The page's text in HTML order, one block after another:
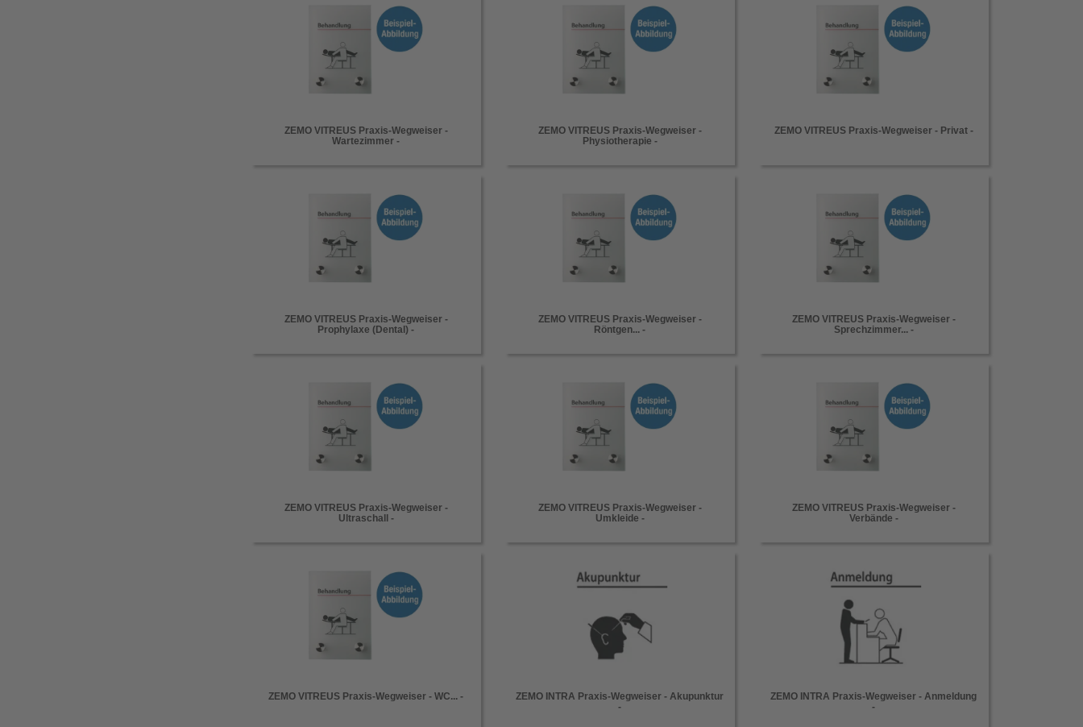
ZEMO VITREUS Praxis-Wegweiser -
Wartezimmer -
ZEMO VITREUS Praxis-Wegweiser -
Physiotherapie -
ZEMO VITREUS Praxis-Wegweiser - Privat -
ZEMO VITREUS Praxis-Wegweiser -
Prophylaxe (Dental) -
ZEMO VITREUS Praxis-Wegweiser -
Röntgen... -
ZEMO VITREUS Praxis-Wegweiser -
Sprechzimmer... -
ZEMO VITREUS Praxis-Wegweiser -
Ultraschall -
ZEMO VITREUS Praxis-Wegweiser -
Umkleide -
ZEMO VITREUS Praxis-Wegweiser -
Verbände -
ZEMO VITREUS Praxis-Wegweiser - WC... -
ZEMO INTRA Praxis-Wegweiser - Akupunktur
-
ZEMO INTRA Praxis-Wegweiser - Anmeldung
-